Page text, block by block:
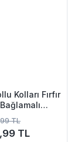
Kolları Fırfır
TL
TL